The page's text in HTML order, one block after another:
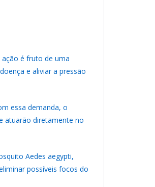
é fruto de uma
e aliviar a pressão
essa demanda, o
atuarão diretamente no
Aedes aegypti,
possíveis focos do